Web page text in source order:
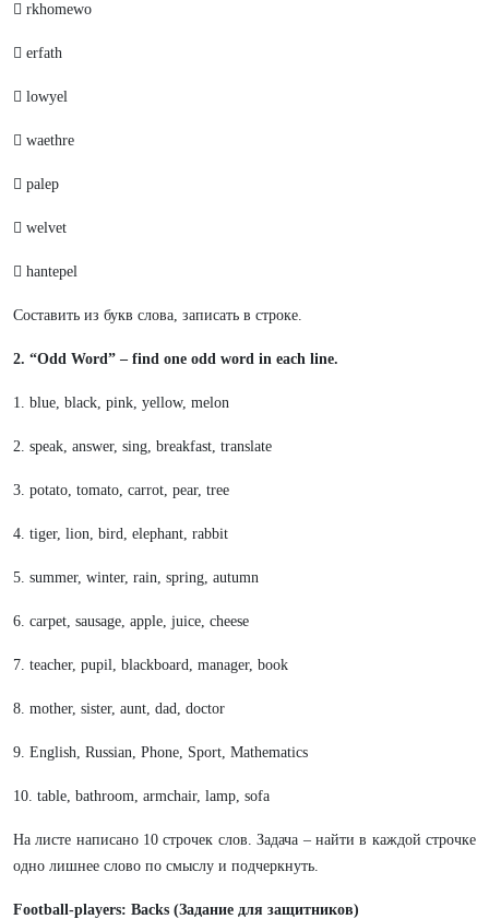
 rkhomewo
 erfath
 lowyel
 waethre
 palep
 welvet
 hantepel
Составить из букв слова, записать в строке.
2. “Odd Word” – find one odd word in each line.
1. blue, black, pink, yellow, melon
2. speak, answer, sing, breakfast, translate
3. potato, tomato, carrot, pear, tree
4. tiger, lion, bird, elephant, rabbit
5. summer, winter, rain, spring, autumn
6. carpet, sausage, apple, juice, cheese
7. teacher, pupil, blackboard, manager, book
8. mother, sister, aunt, dad, doctor
9. English, Russian, Phone, Sport, Mathematics
10. table, bathroom, armchair, lamp, sofa
На листе написано 10 строчек слов. Задача – найти в каждой строчке
одно лишнее слово по смыслу и подчеркнуть.
Football-players: Backs (Задание для защитников)